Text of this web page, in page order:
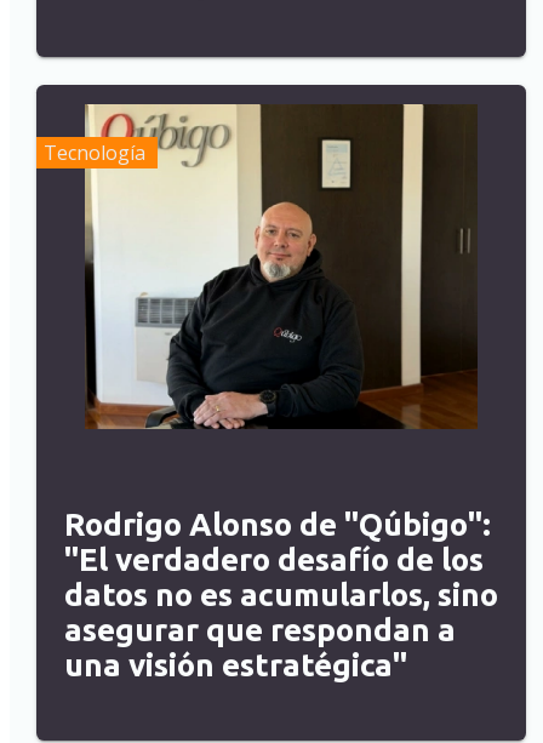
Tecnología
Rodrigo Alonso de "Qúbigo":
"El verdadero desafío de los
datos no es acumularlos, sino
asegurar que respondan a
una visión estratégica"